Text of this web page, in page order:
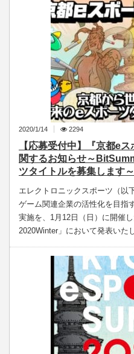
2020/1/14 2294
【応募受付中】『京都e
関するお知らせ～
ツタイトルを募集します～
エレクトロニックスポーツ（以
ゲーム関連企業の活性化を目指
実施を、1月12日（日）に開催
2020Winter」において発表いた